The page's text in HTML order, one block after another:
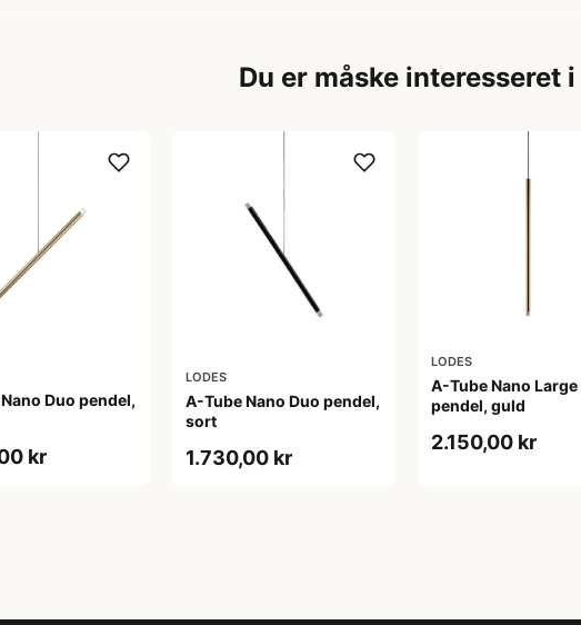
Du er måske interesseret i
Duo pendel,
kr
LODES
A-Tube Nano Duo pendel,
sort
1.730,00 kr
LODES
A-Tube Nano Large
pendel, guld
2.150,00 kr